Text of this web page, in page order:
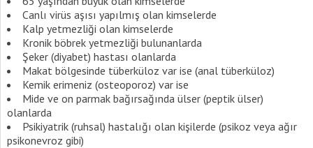
Canlı virüs aşısı yapılmış olan kimselerde
Kalp yetmezliği olan kimselerde
Kronik böbrek yetmezliği bulunanlarda
Şeker (diyabet) hastası olanlarda
Makat bölgesinde tüberküloz var ise (anal tüberküloz)
Kemik erimeniz (osteoporoz) var ise
Mide ve on parmak bağırsağında ülser (peptik ülser)
olanlarda
Psikiyatrik (ruhsal) hastalığı olan kişilerde (psikoz veya ağır
psikonevroz gibi)